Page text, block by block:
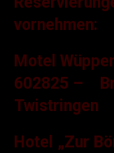
vornehmen:
Motel
602825 –
Twistringen
Hotel „Zur